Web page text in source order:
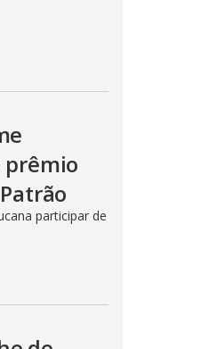
participar de